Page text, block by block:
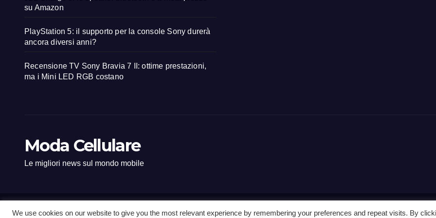
su Amazon
PlayStation 5: il supporto per la console Sony durerà
ancora diversi anni?
Recensione TV Sony Bravia 7 II: ottime prestazioni,
ma i Mini LED RGB costano
Moda Cellulare
Le migliori news sul mondo mobile
Proudly powered by WordPress|Tema: Newsup diThemeansar.
We use cookies on our website to give you the most relevant experience by remembering your preferences and repeat visits. By